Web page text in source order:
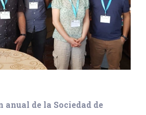
anual de la Sociedad de